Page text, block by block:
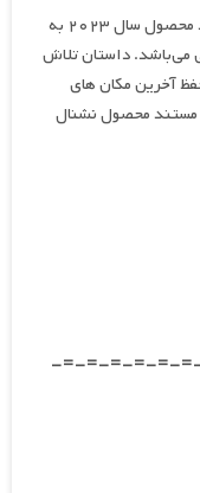
زندگی وحشی ، فیلمی مستند محصول سال ۲۰۲۳ به
می‌باشد. داستان تلاش
آخرین مکان های
محصول نشنال
-=-=-=-=-=-